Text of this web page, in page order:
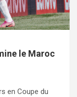
le Maroc
en Coupe du